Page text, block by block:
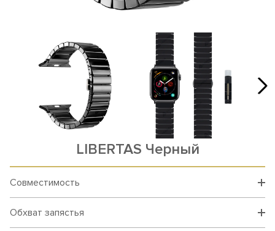
LIBERTAS Черный
Совместимость
Обхват запястья